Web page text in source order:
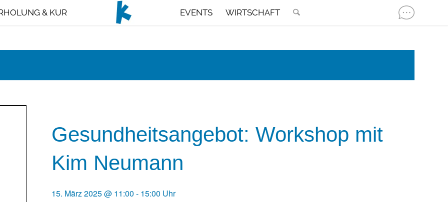
& KUR EVENTS WIRTSCHAFT
Gesundheitsangebot: Workshop mit
Kim Neumann
15. März 2025 @ 11:00 - 15:00